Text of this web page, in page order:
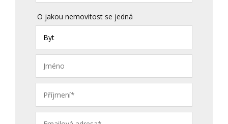
O jakou nemovitost se jedná